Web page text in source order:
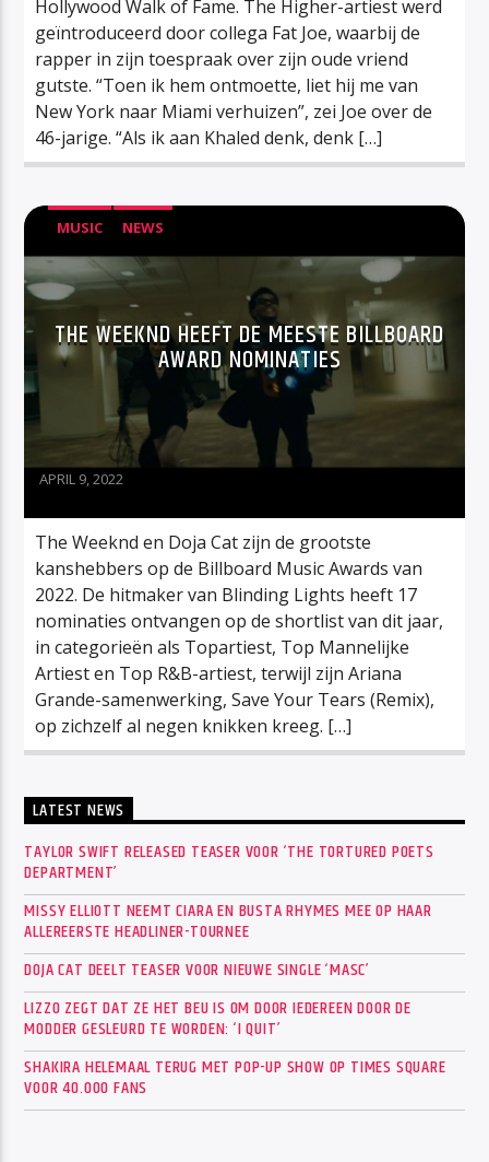
Hollywood Walk of Fame. The Higher-artiest werd
geïntroduceerd door collega Fat Joe, waarbij de
rapper in zijn toespraak over zijn oude vriend
gutste. “Toen ik hem ontmoette, liet hij me van
New York naar Miami verhuizen”, zei Joe over de
46-jarige. “Als ik aan Khaled denk, denk […]
MUSIC NEWS
THE WEEKND HEEFT DE MEESTE BILLBOARD
AWARD NOMINATIES
APRIL 9, 2022
The Weeknd en Doja Cat zijn de grootste
kanshebbers op de Billboard Music Awards van
2022. De hitmaker van Blinding Lights heeft 17
nominaties ontvangen op de shortlist van dit jaar,
in categorieën als Topartiest, Top Mannelijke
Artiest en Top R&B-artiest, terwijl zijn Ariana
Grande-samenwerking, Save Your Tears (Remix),
op zichzelf al negen knikken kreeg. […]
LATEST NEWS
TAYLOR SWIFT RELEASED TEASER VOOR ‘THE TORTURED POETS
DEPARTMENT’
MISSY ELLIOTT NEEMT CIARA EN BUSTA RHYMES MEE OP HAAR
ALLEREERSTE HEADLINER-TOURNEE
DOJA CAT DEELT TEASER VOOR NIEUWE SINGLE ‘MASC’
LIZZO ZEGT DAT ZE HET BEU IS OM DOOR IEDEREEN DOOR DE
MODDER GESLEURD TE WORDEN: ‘I QUIT’
SHAKIRA HELEMAAL TERUG MET POP-UP SHOW OP TIMES SQUARE
VOOR 40.000 FANS